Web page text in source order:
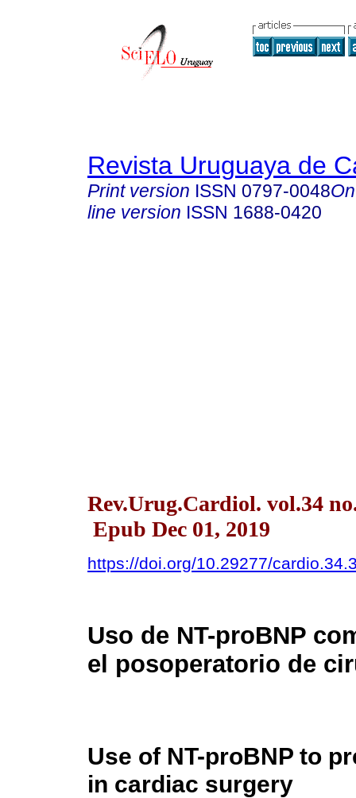
Revista Uruguaya de
Print version ISSN 0797-0048
line version ISSN 1688-0420
Rev.Urug.Cardiol. vol.34
Epub Dec 01, 2019
https://doi.org/10.29277/
Uso de NT-proBNP
el posoperatorio de
Use of NT-proBNP to
in cardiac surgery